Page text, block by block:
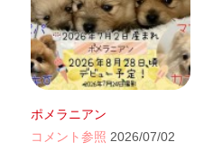
ポメラニアン
コメント参照 2026/07/02